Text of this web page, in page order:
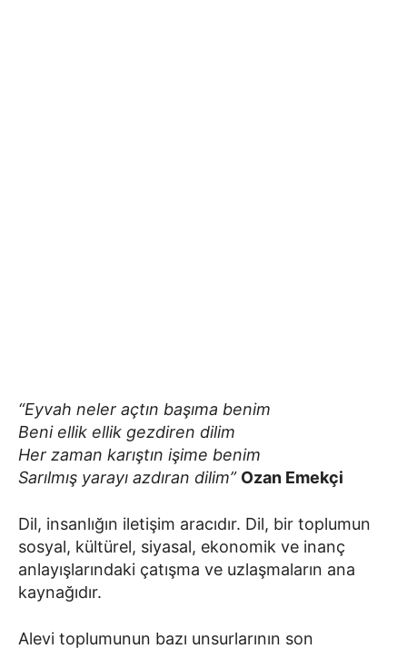
“Eyvah neler açtın başıma benim
Beni ellik ellik gezdiren dilim
Her zaman karıştın işime benim
Sarılmış yarayı azdıran dilim” Ozan Emekçi
Dil, insanlığın iletişim aracıdır. Dil, bir toplumun
sosyal, kültürel, siyasal, ekonomik ve inanç
anlayışlarındaki çatışma ve uzlaşmaların ana
kaynağıdır.
Alevi toplumunun bazı unsurlarının son